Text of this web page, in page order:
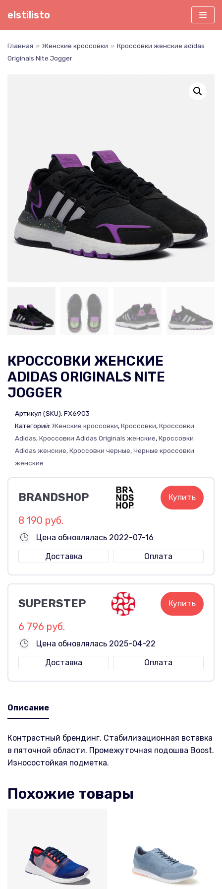
Перейти
elstilisto
Главная » Женские кроссовки » Кроссовки женские adidas
Originals Nite Jogger
КРОССОВКИ ЖЕНСКИЕ
ADIDAS ORIGINALS NITE
JOGGER
Артикул (SKU): FX6903
Категорий: Женские кроссовки,Кроссовки,Кроссовки
Adidas,Кроссовки Adidas Originals женские,Кроссовки
Adidas женские,Кроссовки черные,Черные кроссовки
женские
BRANDSHOP Купить
8 190 руб.
Цена обновлялась 2022-07-16
Доставка
Оплата
SUPERSTEP Купить
6 796 руб.
Цена обновлялась 2025-04-22
Доставка
Оплата
Описание
Контрастный брендинг. Стабилизационная вставка
в пяточной области. Промежуточная подошва Boost.
Износостойкая подметка.
Похожие товары